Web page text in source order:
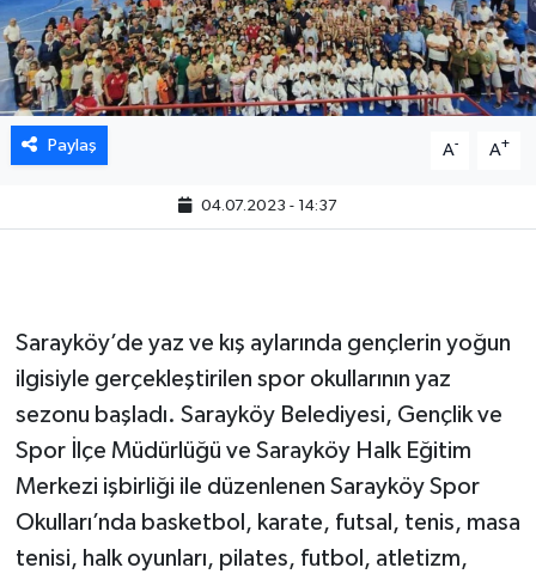
Paylaş A- A+
04.07.2023 - 14:37
Sarayköy’de yaz ve kış aylarında gençlerin yoğun
ilgisiyle gerçekleştirilen spor okullarının yaz
sezonu başladı. Sarayköy Belediyesi, Gençlik ve
Spor İlçe Müdürlüğü ve Sarayköy Halk Eğitim
Merkezi işbirliği ile düzenlenen Sarayköy Spor
Okulları’nda basketbol, karate, futsal, tenis, masa
tenisi, halk oyunları, pilates, futbol, atletizm,